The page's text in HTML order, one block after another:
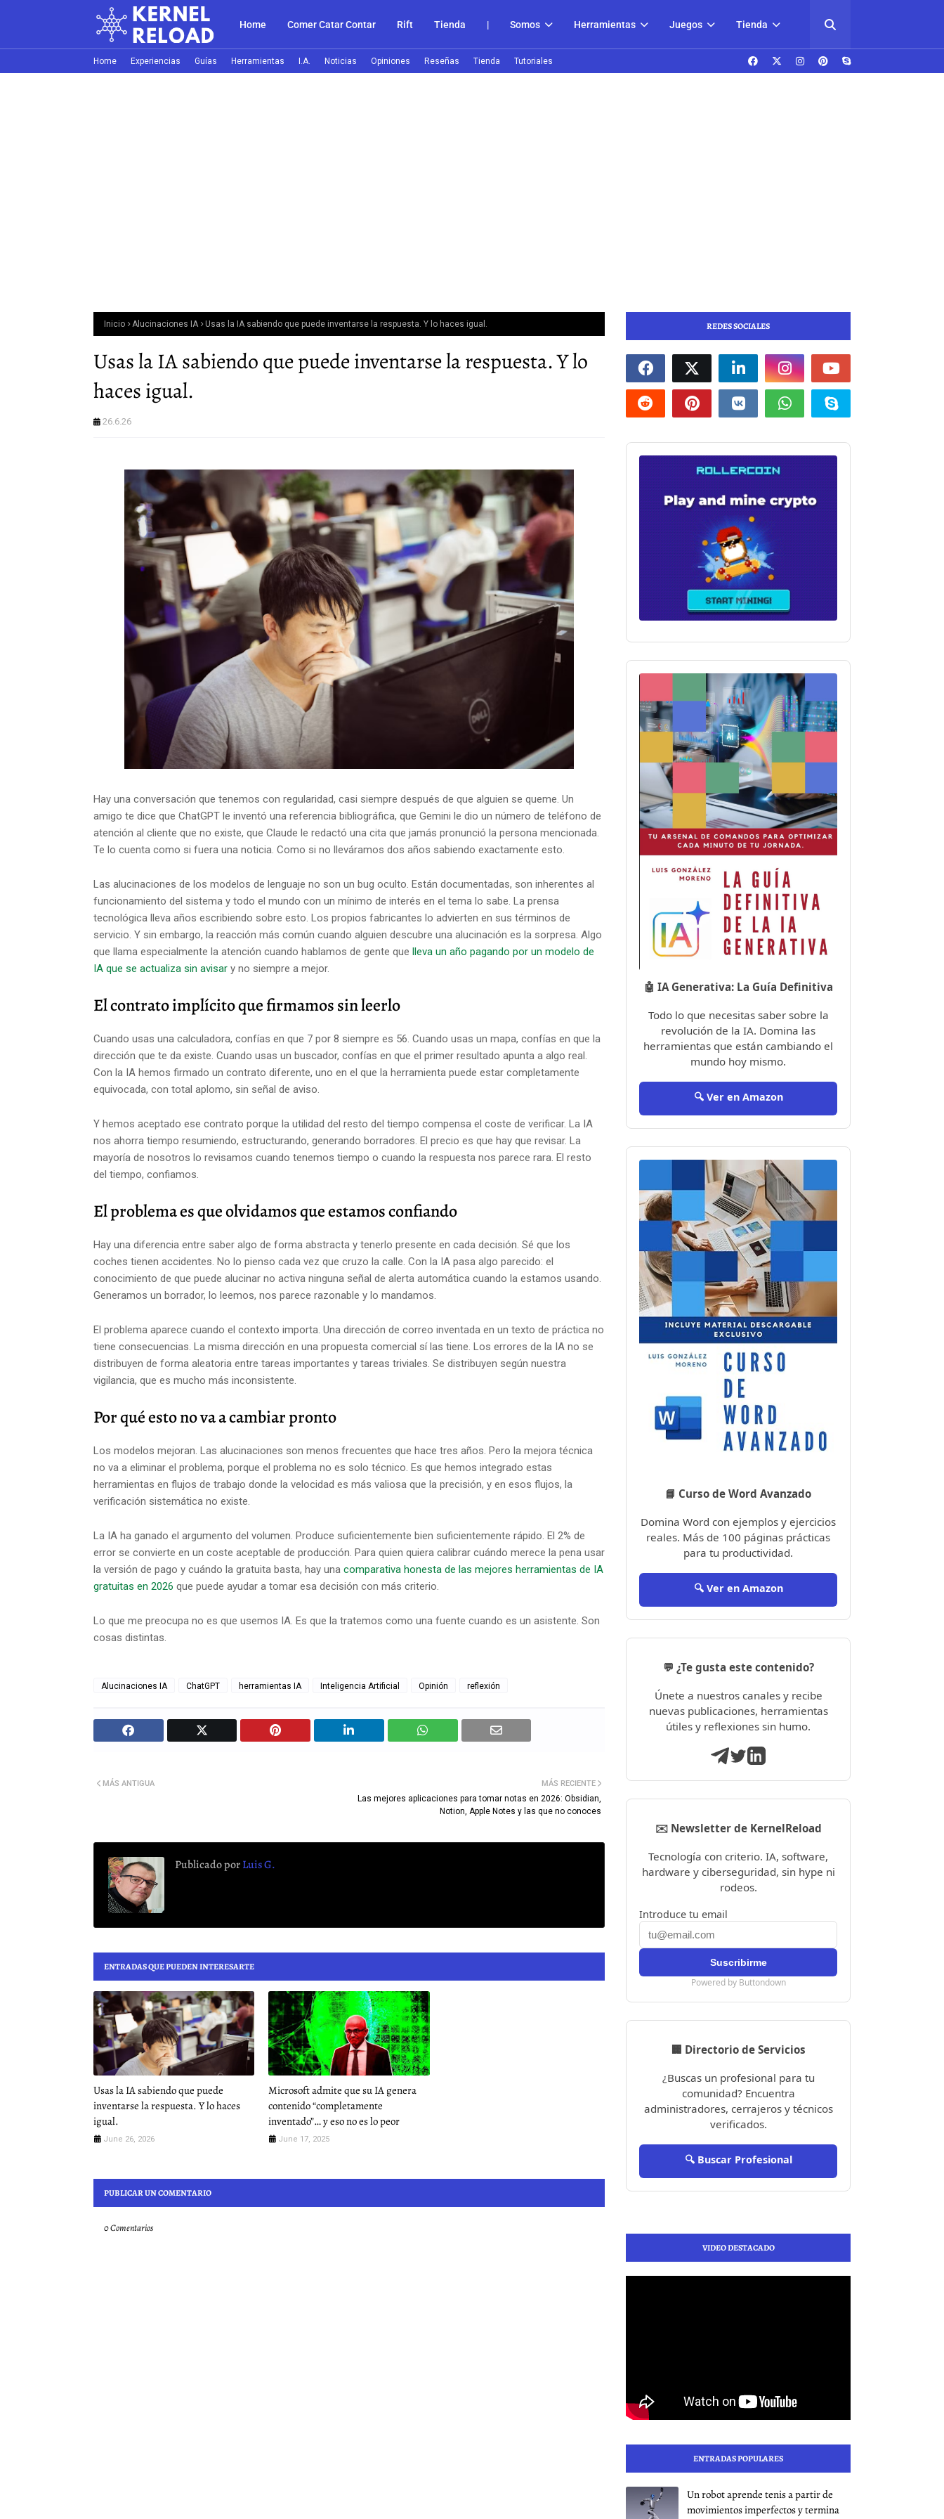
Home Comer Catar Contar Rift Tienda | Somos Herramientas Juegos Tienda
Home Experiencias Guías Herramientas I.A. Noticias Opiniones Reseñas Tienda Tutoriales
Inicio Alucinaciones IA Usas la IA sabiendo que puede inventarse la respuesta. Y lo haces igual.
Usas la IA sabiendo que puede inventarse la respuesta. Y lo
haces igual.
26.6.26
Hay una conversación que tenemos con regularidad, casi siempre después de que alguien se queme. Un
amigo te dice que ChatGPT le inventó una referencia bibliográfica, que Gemini le dio un número de teléfono de
atención al cliente que no existe, que Claude le redactó una cita que jamás pronunció la persona mencionada.
Te lo cuenta como si fuera una noticia. Como si no lleváramos dos años sabiendo exactamente esto.
Las alucinaciones de los modelos de lenguaje no son un bug oculto. Están documentadas, son inherentes al
funcionamiento del sistema y todo el mundo con un mínimo de interés en el tema lo sabe. La prensa
tecnológica lleva años escribiendo sobre esto. Los propios fabricantes lo advierten en sus términos de
servicio. Y sin embargo, la reacción más común cuando alguien descubre una alucinación es la sorpresa. Algo
que llama especialmente la atención cuando hablamos de gente que
lleva un año pagando por un modelo de
IA que se actualiza sin avisar y no siempre a mejor.
El contrato implícito que firmamos sin leerlo
Cuando usas una calculadora, confías en que 7 por 8 siempre es 56. Cuando usas un mapa, confías en que la
dirección que te da existe. Cuando usas un buscador, confías en que el primer resultado apunta a algo real.
Con la IA hemos firmado un contrato diferente, uno en el que la herramienta puede estar completamente
equivocada, con total aplomo, sin señal de aviso.
Y hemos aceptado ese contrato porque la utilidad del resto del tiempo compensa el coste de verificar. La IA
nos ahorra tiempo resumiendo, estructurando, generando borradores. El precio es que hay que revisar. La
mayoría de nosotros lo revisamos cuando tenemos tiempo o cuando la respuesta nos parece rara. El resto
del tiempo, confiamos.
El problema es que olvidamos que estamos confiando
Hay una diferencia entre saber algo de forma abstracta y tenerlo presente en cada decisión. Sé que los
coches tienen accidentes. No lo pienso cada vez que cruzo la calle. Con la IA pasa algo parecido: el
conocimiento de que puede alucinar no activa ninguna señal de alerta automática cuando la estamos usando.
Generamos un borrador, lo leemos, nos parece razonable y lo mandamos.
El problema aparece cuando el contexto importa. Una dirección de correo inventada en un texto de práctica no
tiene consecuencias. La misma dirección en una propuesta comercial sí las tiene. Los errores de la IA no se
distribuyen de forma aleatoria entre tareas importantes y tareas triviales. Se distribuyen según nuestra
vigilancia, que es mucho más inconsistente.
Por qué esto no va a cambiar pronto
Los modelos mejoran. Las alucinaciones son menos frecuentes que hace tres años. Pero la mejora técnica
no va a eliminar el problema, porque el problema no es solo técnico. Es que hemos integrado estas
herramientas en flujos de trabajo donde la velocidad es más valiosa que la precisión, y en esos flujos, la
verificación sistemática no existe.
La IA ha ganado el argumento del volumen. Produce suficientemente bien suficientemente rápido. El 2% de
error se convierte en un coste aceptable de producción. Para quien quiera calibrar cuándo merece la pena usar
la versión de pago y cuándo la gratuita basta, hay una comparativa honesta de las mejores herramientas de IA
gratuitas en 2026 que puede ayudar a tomar esa decisión con más criterio.
Lo que me preocupa no es que usemos IA. Es que la tratemos como una fuente cuando es un asistente. Son
cosas distintas.
Alucinaciones IA ChatGPT herramientas IA Inteligencia Artificial Opinión reflexión
MÁS RECIENTE
Las mejores aplicaciones para tomar notas en 2026: Obsidian,
Notion, Apple Notes y las que no conoces
MÁS ANTIGUA
Publicado porLuis G.
ENTRADAS QUE PUEDEN INTERESARTE
Usas la IA sabiendo que puede
inventarse la respuesta. Y lo haces
igual.
June 26, 2026
Microsoft admite que su IA genera
contenido “completamente
inventado”… y eso no es lo peor
June 17, 2025
PUBLICAR UN COMENTARIO
0 Comentarios
REDES SOCIALES
🤖 IA Generativa: La Guía Definitiva
Todo lo que necesitas saber sobre la
revolución de la IA. Domina las
herramientas que están cambiando el
mundo hoy mismo.
🔍 Ver en Amazon
📘 Curso de Word Avanzado
Domina Word con ejemplos y ejercicios
reales. Más de 100 páginas prácticas
para tu productividad.
🔍 Ver en Amazon
💬 ¿Te gusta este contenido?
Únete a nuestros canales y recibe
nuevas publicaciones, herramientas
útiles y reflexiones sin humo.
✉️ Newsletter de KernelReload
Tecnología con criterio. IA, software,
hardware y ciberseguridad, sin hype ni
rodeos.
Introduce tu email
Powered by Buttondown
🏢 Directorio de Servicios
¿Buscas un profesional para tu
comunidad? Encuentra
administradores, cerrajeros y técnicos
verificados.
🔍 Buscar Profesional
VIDEO DESTACADO
ENTRADAS POPULARES
Un robot aprende tenis a partir de
movimientos imperfectos y termina